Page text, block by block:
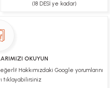
(18 DESİ ye kadar)
OKUYUN
Hakkımızdaki Google yorumlarını
tıklayabilirsiniz